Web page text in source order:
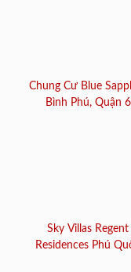
Chung Cư Blue
Bình Phú, Quận 6
Sky Villas Regent
Residences Phú